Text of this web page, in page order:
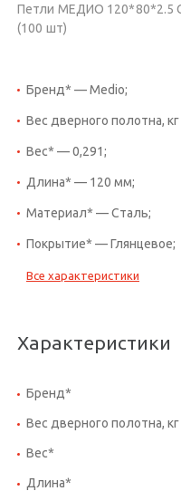
Петли МЕДИО 120*80*2.5
(100 шт)
Бренд* — Medio;
Вес дверного полотна,
Вес* — 0,291;
Длина* — 120 мм;
Материал* — Сталь;
Покрытие* — Глянцевое;
Все характеристики
Характеристики
Бренд*
Вес дверного полотна, кг
Вес*
Длина*